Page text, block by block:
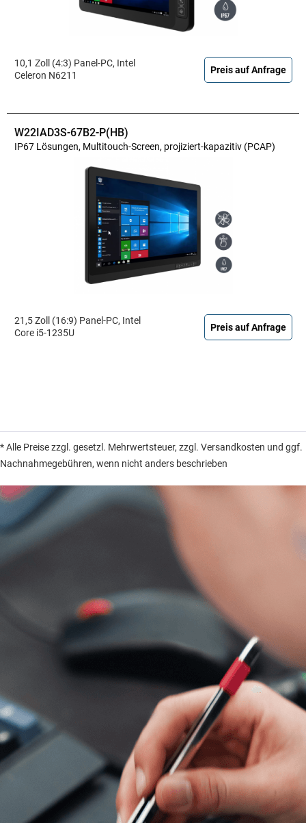
10,1 Zoll (4:3) Panel-PC, Intel
Celeron N6211
Preis auf Anfrage
W22IAD3S-67B2-P(HB)
IP67 Lösungen, Multitouch-Screen, projiziert-kapazitiv (PCAP)
21,5 Zoll (16:9) Panel-PC, Intel
Core i5-1235U
Preis auf Anfrage
* Alle Preise zzgl. gesetzl. Mehrwertsteuer, zzgl. Versandkosten und ggf.
Nachnahmegebühren, wenn nicht anders beschrieben